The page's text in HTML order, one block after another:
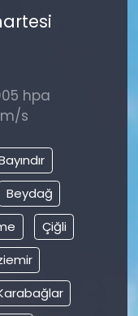
hpa
m/s
Beydağ
Çiğli